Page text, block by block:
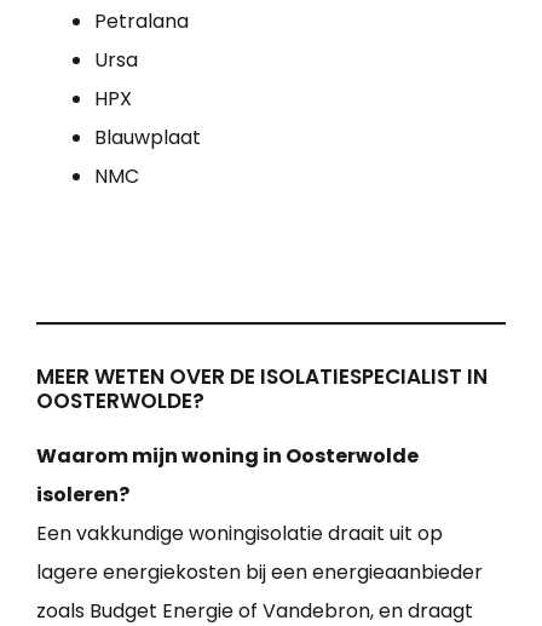
Petralana
Ursa
HPX
Blauwplaat
NMC
MEER WETEN OVER DE ISOLATIESPECIALIST IN
OOSTERWOLDE?
Waarom mijn woning in Oosterwolde
isoleren?
Een vakkundige woningisolatie draait uit op
lagere energiekosten bij een energieaanbieder
zoals Budget Energie of Vandebron, en draagt